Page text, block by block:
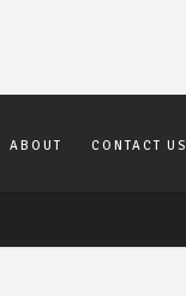
ABOUT CONTACT US